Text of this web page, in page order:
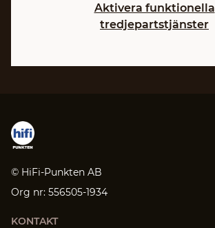
Aktivera funktionella
tredjepartstjänster
© HiFi-Punkten AB
Org nr: 556505-1934
KONTAKT